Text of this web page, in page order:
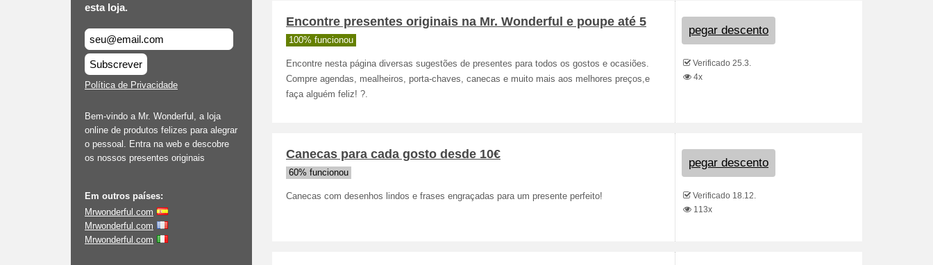
esta loja.
Subscrever
Política de Privacidade
Bem-vindo a Mr. Wonderful, a loja
online de produtos felizes para alegrar
o pessoal. Entra na web e descobre
os nossos presentes originais
Em outros países:
Mrwonderful.com
Mrwonderful.com
Mrwonderful.com
Encontre presentes originais na Mr. Wonderful e poupe até 5
100% funcionou
Encontre nesta página diversas sugestões de presentes para todos os gostos e ocasiões.
Compre agendas, mealheiros, porta-chaves, canecas e muito mais aos melhores preços,e
faça alguém feliz! ?.
pegar descento
Verificado 25.3.
4x
Canecas para cada gosto desde 10€
60% funcionou
Canecas com desenhos lindos e frases engraçadas para um presente perfeito!
pegar descento
Verificado 18.12.
113x